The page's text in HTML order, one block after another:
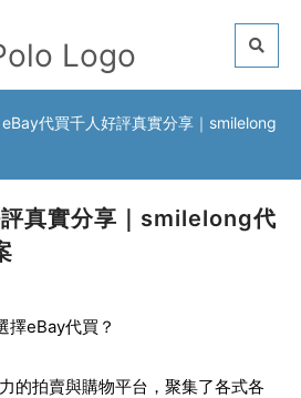
eBay代買千人好評真實分享｜smilelong
真實分享｜smilelong代
擇eBay代買？
的拍賣與購物平台，聚集了各式各